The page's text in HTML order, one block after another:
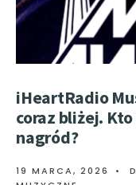
iHeartRadio
coraz bliżej.
nagród?
19 MARCA, 2026 •